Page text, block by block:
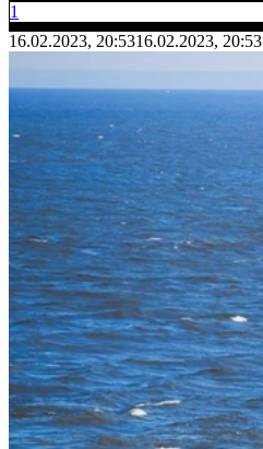
1
16.02.2023, 20:5316.02.2023, 20:53